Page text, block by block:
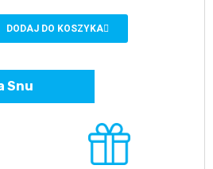
DODAJ DO KOSZYKA
Snu